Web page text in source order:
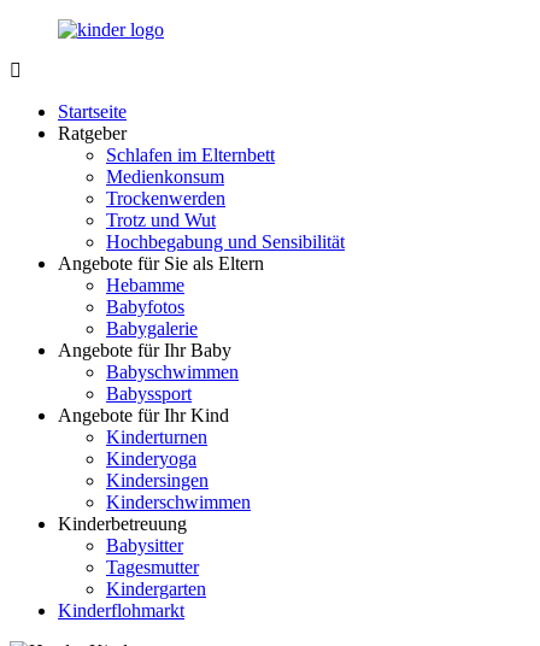
Zurück
Inhalt
Portal
Nachwuchs
Startseite
Ratgeber
Schlafen im Elternbett
Medienkonsum
Trockenwerden
Trotz und Wut
Hochbegabung und Sensibilität
Angebote für Sie als Eltern
Hebamme
Babyfotos
Babygalerie
Angebote für Ihr Baby
Babyschwimmen
Babyssport
Angebote für Ihr Kind
Kinderturnen
Kinderyoga
Kindersingen
Kinderschwimmen
Kinderbetreuung
Babysitter
Tagesmutter
Kindergarten
Kinderflohmarkt